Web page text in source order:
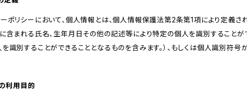
ポリシーにおいて、個人情報とは、個人情報保護法第2条第1項により定義
含まれる氏名、生年月日その他の記述等により特定の個人を識別することが
識別することができることとなるものを含みます。）、もしくは個人識別符号
利用目的